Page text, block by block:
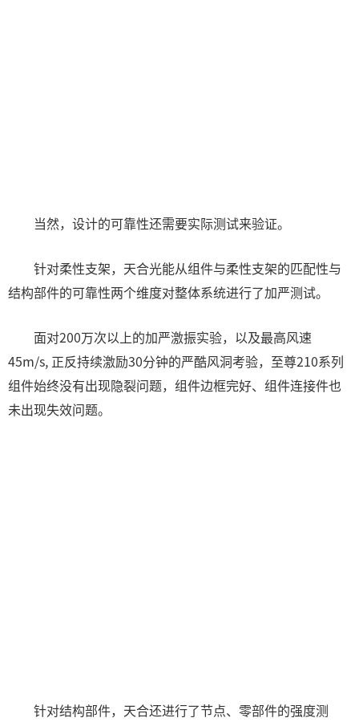
当然，设计的可靠性还需要实际测试来验证。
针对柔性支架，天合光能从组件与柔性支架的匹配性与
结构部件的可靠性两个维度对整体系统进行了加严测试。
面对200万次以上的加严激振实验，以及最高风速
45m/s, 正反持续激励30分钟的严酷风洞考验，至尊210系列
组件始终没有出现隐裂问题，组件边框完好、组件连接件也
未出现失效问题。
针对结构部件，天合还进行了节点、零部件的强度测